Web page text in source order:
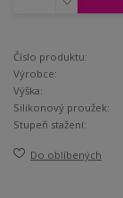
Číslo produktu:
Výrobce:
Výška:
Silikonový proužek:
Stupeň stažení:
Do oblíbených